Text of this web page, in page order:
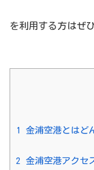
を利用する方はぜ
1 金浦空港とはど
2 金浦空港アクセ